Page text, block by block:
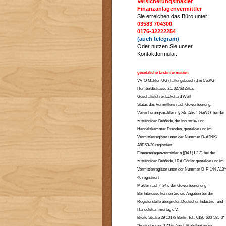
Finanzanlagenvermittler
Sie erreichen das Büro unter:
03583 704300
0176-32222254
(auch telegram)
Oder nutzen Sie unser
Kontaktformular.
gesetzliche Erstinformation
VV-O Makler-UG (haftungsbeschr.) & Co.KG
Humboldtstrasse 31, 02763 Zittau
Geschäftsführer:Eckehard Wolf
Status des Vermittlers nach Gewerbeordng:
Versicherungsmakler n.§ 34d Abs.1 GeWO bei der
zuständigen Behörde, der Industrie- und
Handelskammer Dresden, gemeldet und im
Vermittlerregister unter der Nummer D-A2NK-
A8FS3-30 registriert.
Finanzanlagenvermittler n.§34 f (1,2,3) bei der
zuständigen Behörde, LRA Görlitz gemeldet und im
Vermittlerregister unter der Nummer D-F-144-
46 registriert
Makler nach § 34 c der Gewerbeordnung
Bei Interesse können Sie die Angaben bei der
Registerstelle überprüfen:Deutscher Industrie- und
Handelskammertag e.V.
Breite Straße 29 10178 Berlin Tel.: 0180-600-585-0*